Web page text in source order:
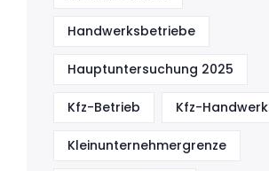
Handwerksbetriebe
Hauptuntersuchung 2025
Kfz-Betrieb Kfz-Handwerk
Kleinunternehmergrenze